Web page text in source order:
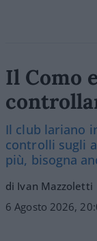
Il Como
Il club lariano
controlli sugli
più, bisogna
di Ivan Mazzoletti
6 Agosto 2026,